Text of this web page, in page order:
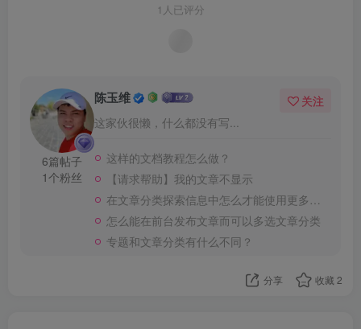
1人已评分
6篇帖子
1个粉丝
陈玉维
这家伙很懒，什么都没有写...
关注
这样的文档教程怎么做？
【请求帮助】我的文章不显示
在文章分类探索信息中怎么才能使用更多Taxonomies来寻找想要的信息？
怎么能在前台发布文章而可以多选文章分类
专题和文章分类有什么不同？
分享 收藏 2